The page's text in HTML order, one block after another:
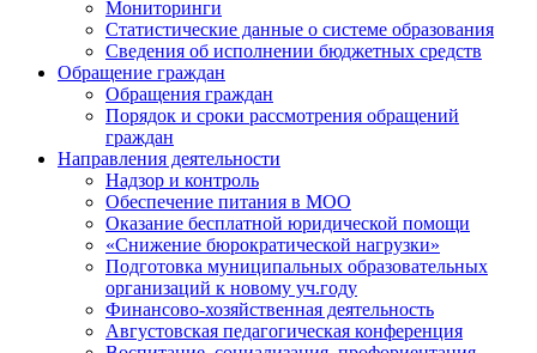
Мониторинги
Статистические данные о системе образования
Сведения об исполнении бюджетных средств
Обращение граждан
Обращения граждан
Порядок и сроки рассмотрения обращений
граждан
Направления деятельности
Надзор и контроль
Обеспечение питания в МОО
Оказание бесплатной юридической помощи
«Снижение бюрократической нагрузки»
Подготовка муниципальных образовательных
организаций к новому уч.году
Финансово-хозяйственная деятельность
Августовская педагогическая конференция